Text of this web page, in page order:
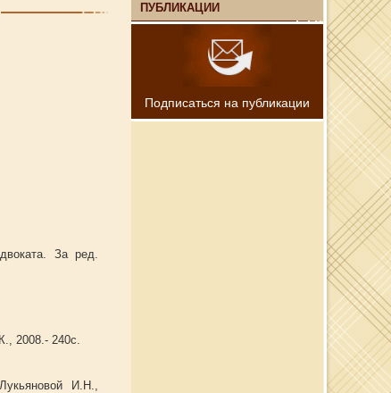
За ред.
2008.- 240с.
И.Н.,
ПУБЛИКАЦИИ
Подписаться на публикации